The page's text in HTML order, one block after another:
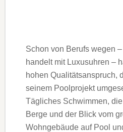
Schon von Berufs wegen
handelt mit Luxusuhren –
hohen Qualitätsanspruch,
seinem Poolprojekt
Tägliches Schwimmen,
Berge und der Blick vom
Wohngebäude auf Pool